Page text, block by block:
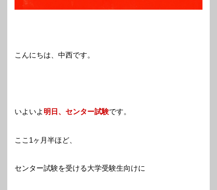
こんにちは、中西です。
いよいよ 明日、センター試験です。
ここ1ヶ月半ほど、
センター試験を受ける大学受験生向けに